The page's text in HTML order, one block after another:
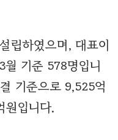
립하였으며, 대표이
기준 578명입니
기준으로 9,525억
원입니다.